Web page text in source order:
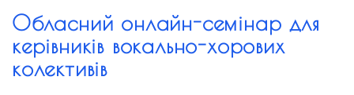
Обласний онлайн-семінар для
керівників вокально-хорових
колективів